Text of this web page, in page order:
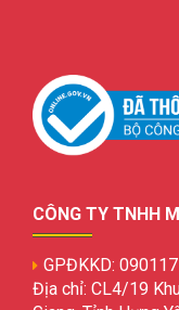
CÔNG TY TNHH
GPĐKKD:
Địa chỉ: CL4/19